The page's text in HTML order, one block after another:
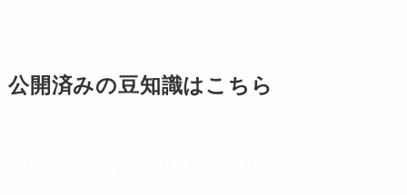
公開済みの豆知識はこちら